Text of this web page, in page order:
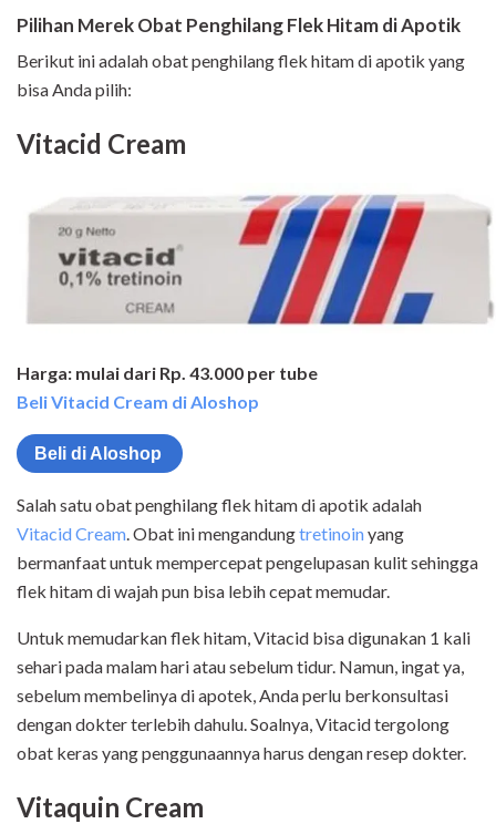
Pilihan Merek Obat Penghilang Flek Hitam di Apotik
Berikut ini adalah obat penghilang flek hitam di apotik yang
bisa Anda pilih:
Vitacid Cream
Harga: mulai dari Rp. 43.000 per tube
Beli Vitacid Cream di Aloshop
Beli di Aloshop
Salah satu obat penghilang flek hitam di apotik adalah
Vitacid Cream. Obat ini mengandungtretinoinyang
bermanfaat untuk mempercepat pengelupasan kulit sehingga
flek hitam di wajah pun bisa lebih cepat memudar.
Untuk memudarkan flek hitam, Vitacid bisa digunakan 1 kali
sehari pada malam hari atau sebelum tidur. Namun, ingat ya,
sebelum membelinya di apotek, Anda perlu berkonsultasi
dengan dokter terlebih dahulu. Soalnya, Vitacid tergolong
obat keras yang penggunaannya harus dengan resep dokter.
Vitaquin Cream